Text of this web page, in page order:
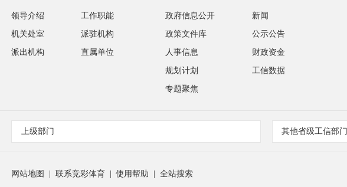
领导介绍 工作职能
机关处室 派驻机构
派出机构 直属单位
政府信息公开 新闻
政策文件库 公示公告
人事信息 财政资金
规划计划 工信数据
专题聚焦
上级部门 其他省级工信部门
网站地图 | 联系竞彩体育 | 使用帮助 | 全站搜索